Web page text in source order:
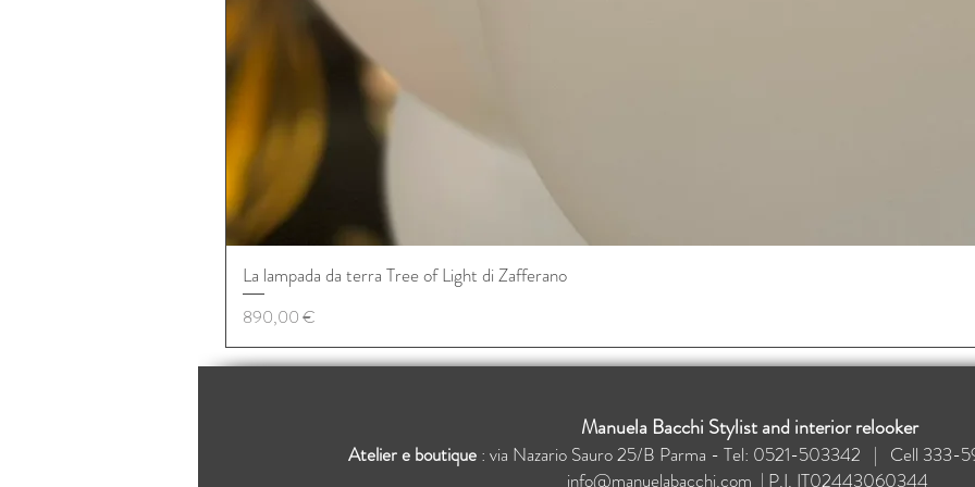
La lampada da terra Tree of Light di Zafferano
Prezzo
890,00 €
Manuela Bacchi Stylist and interior relooker
Atelier e boutique : via Nazario Sauro 25/B Parma - Tel: 0521-503342 | Cell 333-
info@manuelabacchi.com | P.I. IT02443060344